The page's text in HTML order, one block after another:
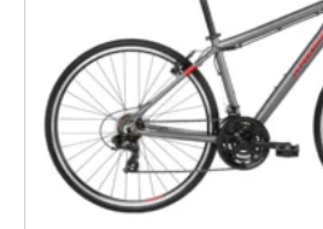
wariantów.
Opcje
można
wybrać
stronie